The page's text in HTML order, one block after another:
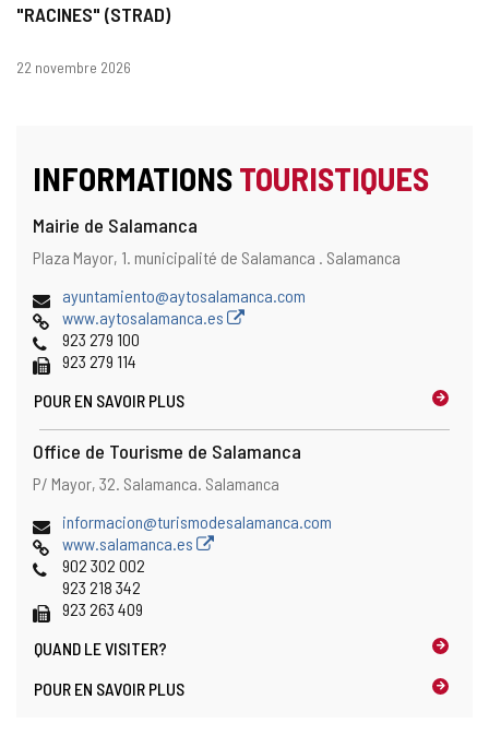
"RACINES" (STRAD)
Dates
22 novembre 2026
INFORMATIONSTOURISTIQUES
Mairie de Salamanca
Adresse
Adresse
Plaza Mayor, 1. municipalité de Salamanca . Salamanca
Adresse
de
courrier
électronique
ayuntamiento@aytosalamanca.com
Page
Web
www.aytosalamanca.es
Téléphones
923 279 100
Fax 923 279 114
POUR EN SAVOIR PLUS
Office de Tourisme de Salamanca
Adresse
Adresse
P/ Mayor, 32. Salamanca. Salamanca
Adresse
de
courrier
électronique
informacion@turismodesalamanca.com
Page
Web
www.salamanca.es
Téléphones
902 302 002
923 218 342
Fax 923 263 409
QUAND LEVISITER?
POUR EN SAVOIR PLUS